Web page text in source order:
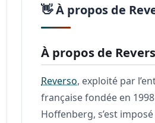
👋 À propos de
À propos de
Reverso, exploité par
française fondée en
Hoffenberg, s’est